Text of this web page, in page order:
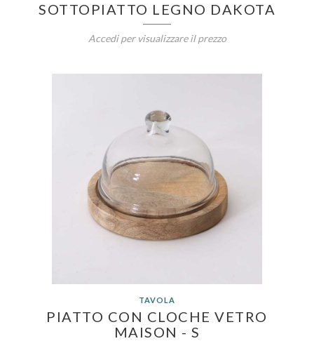
SOTTOPIATTO LEGNO DAKOTA
Accedi per visualizzare il prezzo
TAVOLA
PIATTO CON CLOCHE VETRO
MAISON - S